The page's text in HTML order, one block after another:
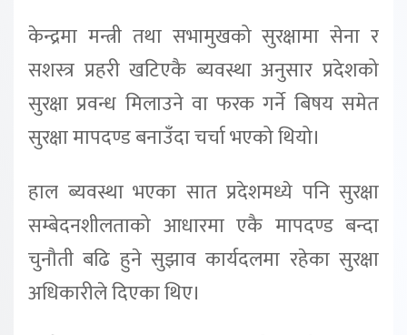
केन्द्रमा मन्त्री तथा सभामुखको सुरक्षामा सेना र
सशस्त्र प्रहरी खटिएकै ब्यवस्था अनुसार प्रदेशको
सुरक्षा प्रवन्ध मिलाउने वा फरक गर्ने बिषय समेत
सुरक्षा मापदण्ड बनाउँदा चर्चा भएको थियो।
हाल ब्यवस्था भएका सात प्रदेशमध्ये पनि सुरक्षा
सम्बेदनशीलताको आधारमा एकै मापदण्ड बन्दा
चुनौती बढि हुने सुझाव कार्यदलमा रहेका सुरक्षा
अधिकारीले दिएका थिए।